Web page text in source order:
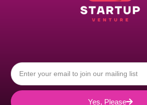
Yes, Please